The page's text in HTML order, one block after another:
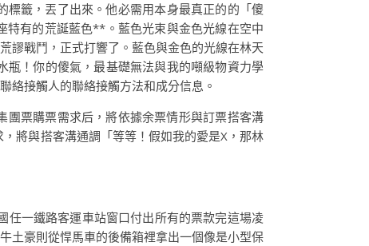
籤，丟了出來。他必需用本身最真正的的「傻
特有的荒誕藍色**。藍色光束與金色光線在空中
謬戰鬥，正式打響了。藍色與金色的光線在林天
瓶！你的傻氣，最基礎無法與我的噸級物資力學
絡接觸人的聯絡接觸方法和成分信息。
票購票需求后，將依據余票情形與訂票搭客溝
將與搭客溝通調「等等！假如我的愛是X，那林
任一鐵路客運車站窗口付出所有的票款完這場凌
土豪則從悍馬車的後備箱裡拿出一個像是小型保